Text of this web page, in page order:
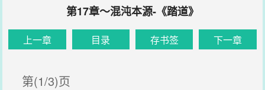
第17章～混沌本源-《踏道》
上一章 目录 存书签 下一章
第(1/3)页